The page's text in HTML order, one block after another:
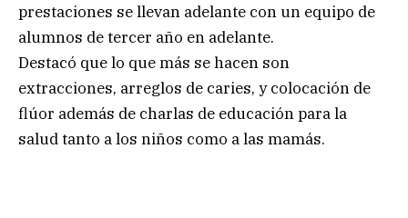
prestaciones se llevan adelante con un equipo de
alumnos de tercer año en adelante.
Destacó que lo que más se hacen son
extracciones, arreglos de caries, y colocación de
flúor además de charlas de educación para la
salud tanto a los niños como a las mamás.